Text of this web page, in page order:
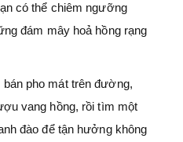
có thể chiêm ngưỡng
đám mây hoả hồng rạng
pho mát trên đường,
vang hồng, rồi tìm một
đào để tận hưởng không